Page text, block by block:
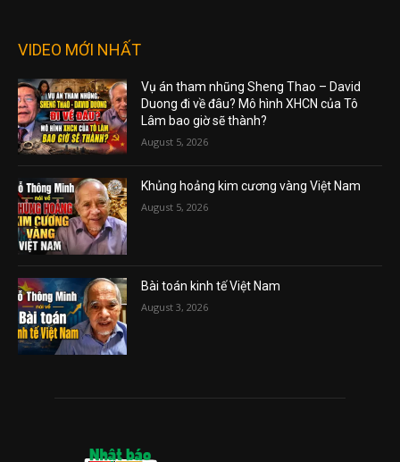
VIDEO MỚI NHẤT
Vụ án tham nhũng Sheng Thao – David
Duong đi về đâu? Mô hình XHCN của Tô
Lâm bao giờ sẽ thành?
August 5, 2026
Khủng hoảng kim cương vàng Việt Nam
August 5, 2026
Bài toán kinh tế Việt Nam
August 3, 2026